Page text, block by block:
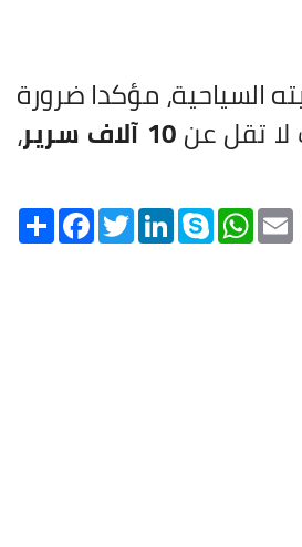
السياحية، مؤكدا ضرورة
لا تقل عن10 آلاف سرير ،
Share FacebookTwitterLinkedInSkype